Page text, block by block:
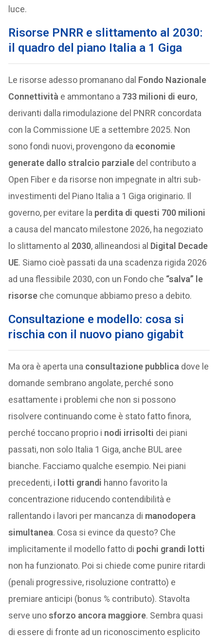
luce.
Risorse PNRR e slittamento al 2030:
il quadro del piano Italia a 1 Giga
Le risorse adesso promanano dal Fondo Nazionale
Connettività e ammontano a 733 milioni di euro,
derivanti dalla rimodulazione del PNRR concordata
con la Commissione UE a settembre 2025. Non
sono fondi nuovi, provengono da economie
generate dallo stralcio parziale del contributo a
Open Fiber e da risorse non impegnate in altri sub-
investimenti del Piano Italia a 1 Giga originario. Il
governo, per evitare la perdita di questi 700 milioni
a causa del mancato milestone 2026, ha negoziato
lo slittamento al 2030, allineandosi al Digital Decade
UE. Siamo cioè passati da una scadenza rigida 2026
ad una flessibile 2030, con un Fondo che “salva” le
risorse che comunque abbiamo preso a debito.
Consultazione e modello: cosa si
rischia con il nuovo piano gigabit
Ma ora è aperta una consultazione pubblica dove le
domande sembrano angolate, perché sono
esattamente i problemi che non si possono
risolvere continuando come è stato fatto finora,
perché toccano proprio i nodi irrisolti dei piani
passati, non solo Italia 1 Giga, anche BUL aree
bianche. Facciamo qualche esempio. Nei piani
precedenti, i lotti grandi hanno favorito la
concentrazione riducendo contendibilità e
rallentando i lavori per mancanza di manodopera
simultanea. Cosa si evince da questo? Che
implicitamente il modello fatto di pochi grandi lotti
non ha funzionato. Poi si chiede come punire ritardi
(penali progressive, risoluzione contratto) e
premiare anticipi (bonus % contributo). Stavolta
serve unosforzo ancora maggiore. Sembra quasi
di essere di fronte ad un riconoscimento esplicito